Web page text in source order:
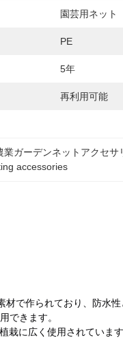
園芸用ネット
PE
5年
再利用可能
ガーデンネットアクセサ
accessories
で作られており、防水
できます。
栽に広く使用されていま